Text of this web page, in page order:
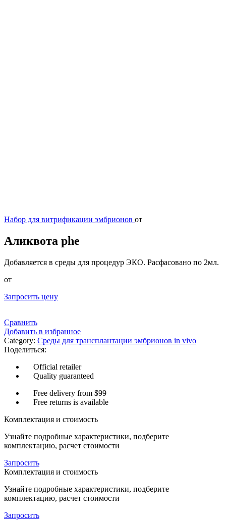
Набор для витрификации эмбрионов от
Аликвота phe
Добавляется в среды для процедур ЭКО. Расфасовано по 2мл.
от
Запросить цену
Сравнить
Добавить в избранное
Category: Среды для трансплантации эмбрионов in vivo
Поделиться:
Official retailer
Quality guaranteed
Free delivery from $99
Free returns is available
Комплектация и стоимость
Узнайте подробные характеристики, подберите
комплектацию, расчет стоимости
Запросить
Комплектация и стоимость
Узнайте подробные характеристики, подберите
комплектацию, расчет стоимости
Запросить